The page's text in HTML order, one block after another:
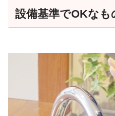
設備基準でOKなも